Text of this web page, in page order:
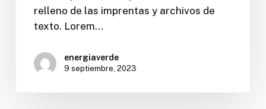
relleno de las imprentas y archivos de
texto. Lorem…
energiaverde
9 septiembre, 2023